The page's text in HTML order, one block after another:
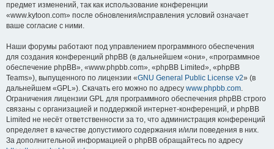
предмет изменений, так как использование конференции
«www.kytoon.com» после обновления/исправления условий означает
ваше согласие с ними.
Наши форумы работают под управлением программного обеспечения
для создания конференций phpBB (в дальнейшем «они», «программное
обеспечение phpBB», «www.phpbb.com», «phpBB Limited», «phpBB
Teams»), выпущенного по лицензии «GNU General Public License v2» (в
дальнейшем «GPL»). Скачать его можно по адресу www.phpbb.com.
Ограничения лицензии GPL для программного обеспечения phpBB строго
связаны с организацией и поддержкой интернет-конференций, и phpBB
Limited не несёт ответственности за то, что администрация конференций
определяет в качестве допустимого содержания и/или поведения в них.
За дополнительной информацией о phpBB обращайтесь по адресу